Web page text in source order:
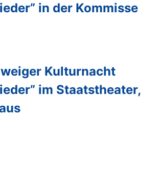
in der Kommisse
Kulturnacht
im Staatstheater,